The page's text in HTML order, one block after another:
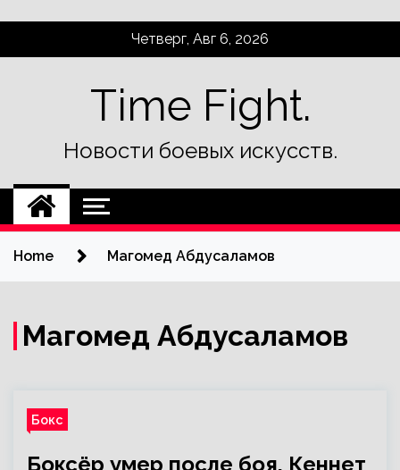
Четверг, Авг 6, 2026
Time Fight.
Новости боевых искусств.
Home Магомед Абдусаламов
Магомед Абдусаламов
Бокс
Боксёр умер после боя, Кеннет